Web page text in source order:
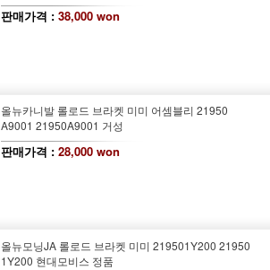
판매가격 : 38,000 won
올뉴카니발 롤로드 브라켓 미미 어셈블리 21950
A9001 21950A9001 거성
판매가격 : 28,000 won
올뉴모닝JA 롤로드 브라켓 미미 219501Y200 21950
1Y200 현대모비스 정품